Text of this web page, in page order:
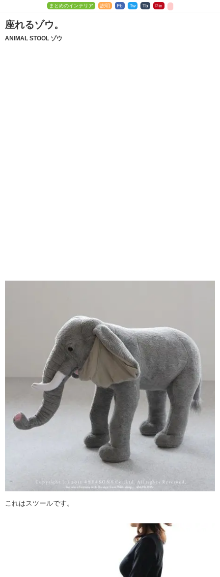
まとめのインテリア 説明 Fb Tw Tb Pin
座れるゾウ。
ANIMAL STOOL ゾウ
これはスツールです。